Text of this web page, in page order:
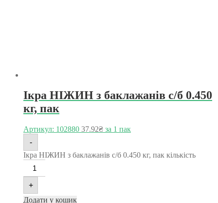
Ікра НІЖИН з баклажанів с/б 0.450
кг, пак
Артикул: 102880 37.92₴ за 1 пак
-
Ікра НІЖИН з баклажанів с/б 0.450 кг, пак кількість
+
Додати у кошик